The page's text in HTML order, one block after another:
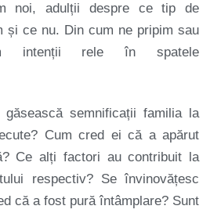
noi, adulții despre ce tip de
și ce nu. Din cum ne pripim sau
intenții rele în spatele
semnificații familia la
Cum cred ei că a apărut
Ce alți factori au contribuit la
respectiv? Se învinovățesc
că a fost pură întâmplare? Sunt